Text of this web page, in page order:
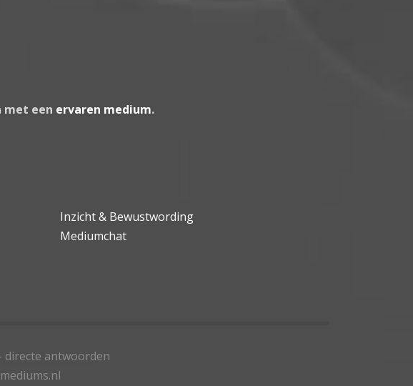
met een ervaren medium.
Inzicht & Bewustwording
Mediumchat
directe antwoorden